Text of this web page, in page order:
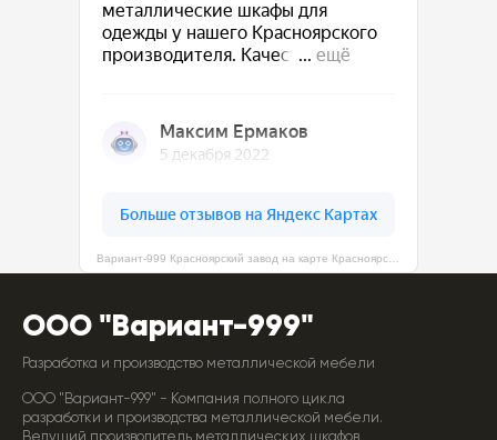
ООО "Вариант-999"
Разработка и производство металлической мебели
ООО "Вариант-999" - Компания полного цикла
разработки и производства металлической мебели.